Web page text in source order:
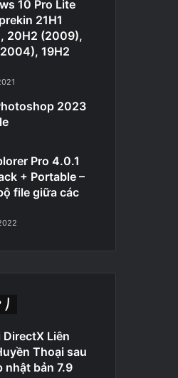
10 Pro Lite
21H1
20H2 (2009),
19H2
2023
Pro 4.0.1
+ Portable –
file giữa các
⎠
DirectX Liên
Thoại sau
nhật bản 7.9